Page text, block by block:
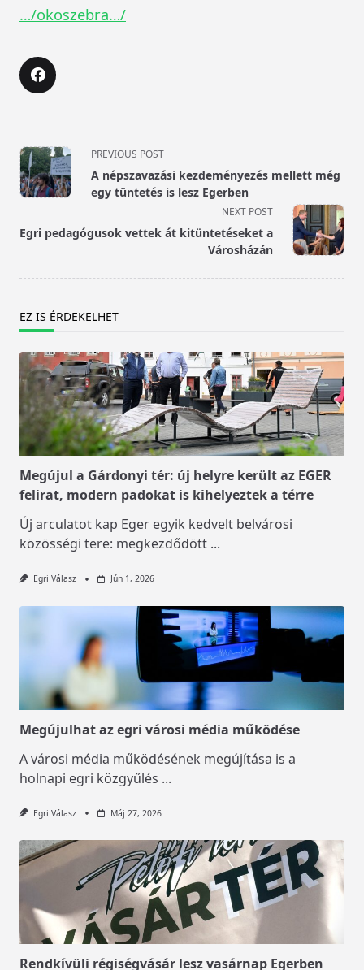
…/okoszebra…/
<span
class="nav-
subtitle
reader-
PREVIOUS POST
A népszavazási kezdeményezés mellett még
egy tüntetés is lesz Egerben
NEXT POST
Egri pedagógusok vettek át kitüntetéseket a
Városházán
EZ IS ÉRDEKELHET
Megújul a Gárdonyi tér: új helyre került az EGER
felirat, modern padokat is kihelyeztek a térre
Új arculatot kap Eger egyik kedvelt belvárosi
közösségi tere: megkezdődött ...
Egri Válasz Jún 1, 2026
Megújulhat az egri városi média működése
A városi média működésének megújítása is a
holnapi egri közgyűlés ...
Egri Válasz Máj 27, 2026
Rendkívüli régiségvásár lesz vasárnap Egerben